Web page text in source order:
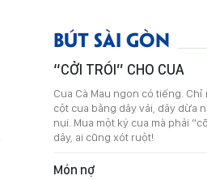
BÚT SÀI GÒN
“CỞI TRÓI” CHO CUA
Cua Cà Mau ngon có tiếng.
cột cua bằng dây vải, dây dừa
nụi. Mua một ký cua mà phải
dây, ai cũng xót ruột!
Món nợ